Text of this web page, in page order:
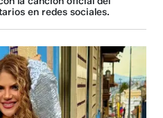
en redes sociales.